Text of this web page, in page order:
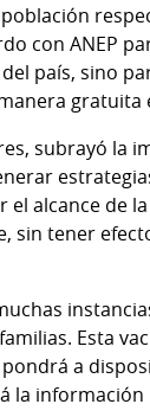
con ANEP
país, sino
subrayó la
alcance de
sin tener
Esta
a
la